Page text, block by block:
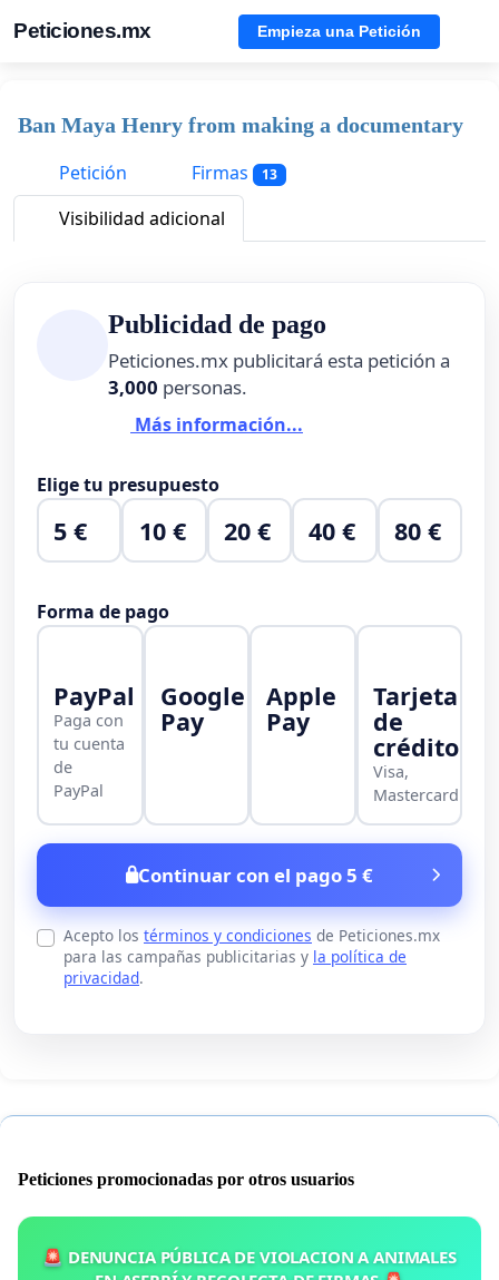
Peticiones.mx Empieza una Petición
Ban Maya Henry from making a documentary
Petición
Firmas 13
Visibilidad adicional
Publicidad de pago
Peticiones.mx publicitará esta petición a
3,000 personas.
Más información...
Elige tu presupuesto
5 € 10 € 20 € 40 € 80 €
Forma de pago
PayPal
Paga con
tu cuenta
de
PayPal
Google
Pay
Apple
Pay
Tarjeta
de
crédito
Visa,
Mastercard
Continuar con el pago 5 €
Acepto los términos y condiciones de Peticiones.mx
para las campañas publicitarias y la política de
privacidad.
Peticiones promocionadas por otros usuarios
🚨 DENUNCIA PÚBLICA DE VIOLACION A ANIMALES